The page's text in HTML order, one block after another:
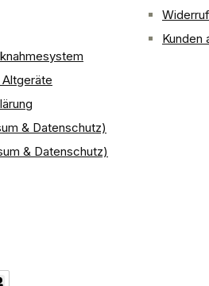
& Datenschutz)
& Datenschutz)
Kunden